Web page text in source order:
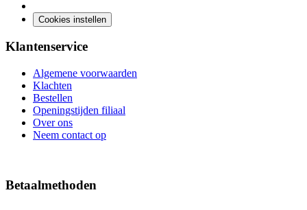
Cookies instellen
Klantenservice
Algemene voorwaarden
Klachten
Bestellen
Openingstijden filiaal
Over ons
Neem contact op
Betaalmethoden